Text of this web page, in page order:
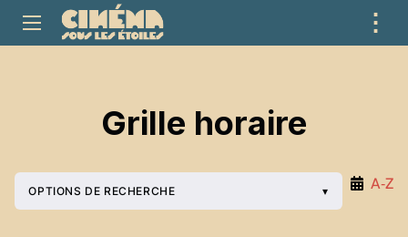
⋮
Grille horaire
A‑Z
OPTIONS DE RECHERCHE